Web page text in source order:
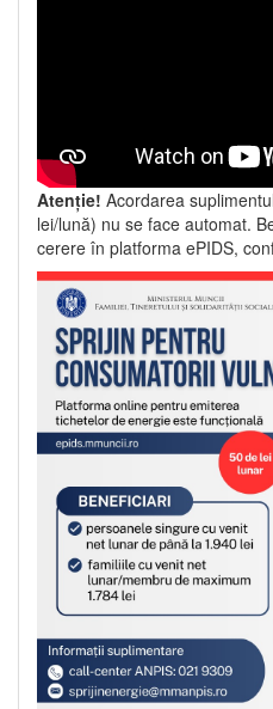
Atenție! Acordarea
lei/lună) nu se face automat.
cerere în platforma ePIDS,